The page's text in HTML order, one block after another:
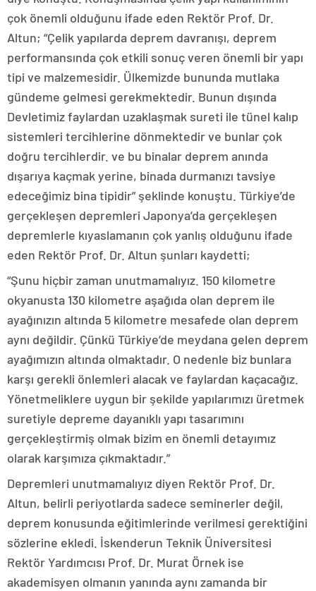
çok önemli olduğunu ifade eden Rektör Prof. Dr.
Altun; “Çelik yapılarda deprem davranışı, deprem
performansında çok etkili sonuç veren önemli bir yapı
tipi ve malzemesidir. Ülkemizde bununda mutlaka
gündeme gelmesi gerekmektedir. Bunun dışında
Devletimiz faylardan uzaklaşmak sureti ile tünel kalıp
sistemleri tercihlerine dönmektedir ve bunlar çok
doğru tercihlerdir. ve bu binalar deprem anında
dışarıya kaçmak yerine, binada durmanızı tavsiye
edeceğimiz bina tipidir” şeklinde konuştu. Türkiye’de
gerçekleşen depremleri Japonya’da gerçekleşen
depremlerle kıyaslamanın çok yanlış olduğunu ifade
eden Rektör Prof. Dr. Altun şunları kaydetti;
“Şunu hiçbir zaman unutmamalıyız. 150 kilometre
okyanusta 130 kilometre aşağıda olan deprem ile
ayağınızın altında 5 kilometre mesafede olan deprem
aynı değildir. Çünkü Türkiye’de meydana gelen deprem
ayağımızın altında olmaktadır. O nedenle biz bunlara
karşı gerekli önlemleri alacak ve faylardan kaçacağız.
Yönetmeliklere uygun bir şekilde yapılarımızı üretmek
suretiyle depreme dayanıklı yapı tasarımını
gerçekleştirmiş olmak bizim en önemli detayımız
olarak karşımıza çıkmaktadır.”
Depremleri unutmamalıyız diyen Rektör Prof. Dr.
Altun, belirli periyotlarda sadece seminerler değil,
deprem konusunda eğitimlerinde verilmesi gerektiğini
sözlerine ekledi. İskenderun Teknik Üniversitesi
Rektör Yardımcısı Prof. Dr. Murat Örnek ise
akademisyen olmanın yanında aynı zamanda bir